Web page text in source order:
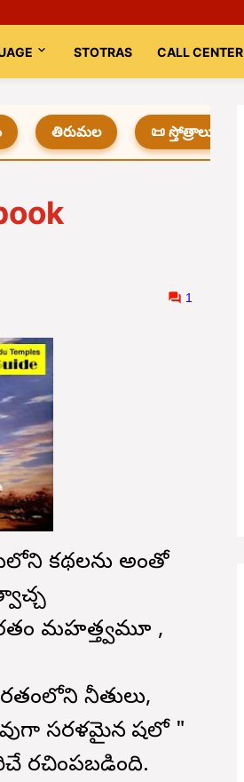
STOTRAS CALL CENTER
తిరుమల 📜 స్తోత్రాలు
1
కథలను అంతో
మహత్త్వమూ ,
నీతులు,
సరళమైన భాషలో "
రచింపబడింది.